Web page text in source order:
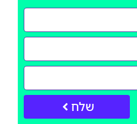
שלח